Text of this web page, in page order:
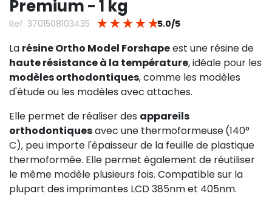
Premium - 1 kg
Ref. 3701508103435 ★ ★ ★ ★ ★5.0/5
La résine Ortho Model Forshapeest une résine de
haute résistance à la température, idéale pour les
modèles orthodontiques, comme les modèles
d'étude ou les modèles avec attaches.
Elle permet de réaliser des appareils
orthodontiquesavec une thermoformeuse(140°
C), peu importe l'épaisseur de la feuille de plastique
thermoformée. Elle permet également de réutiliser
le même modèle plusieurs fois. Compatible sur la
plupart des imprimantes LCD 385nm et 405nm.